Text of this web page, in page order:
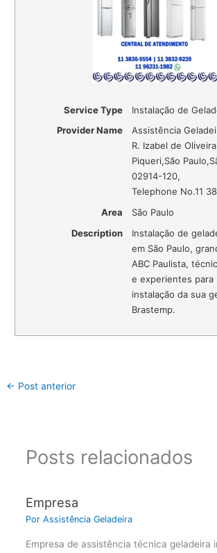
Service Type
Instalação de
Provider Name
Assistência
R. Izabel de
Piqueri,São Paulo,
02914-120,
Telephone No.11
Area
São Paulo
Description
Instalação de
em São Paulo,
ABC Paulista,
e experientes para
instalação da sua
Brastemp.
← Post anterior
Posts relacionados
Empresa
Por Assistência Geladeira
Empresa de assistência técnica geladeira